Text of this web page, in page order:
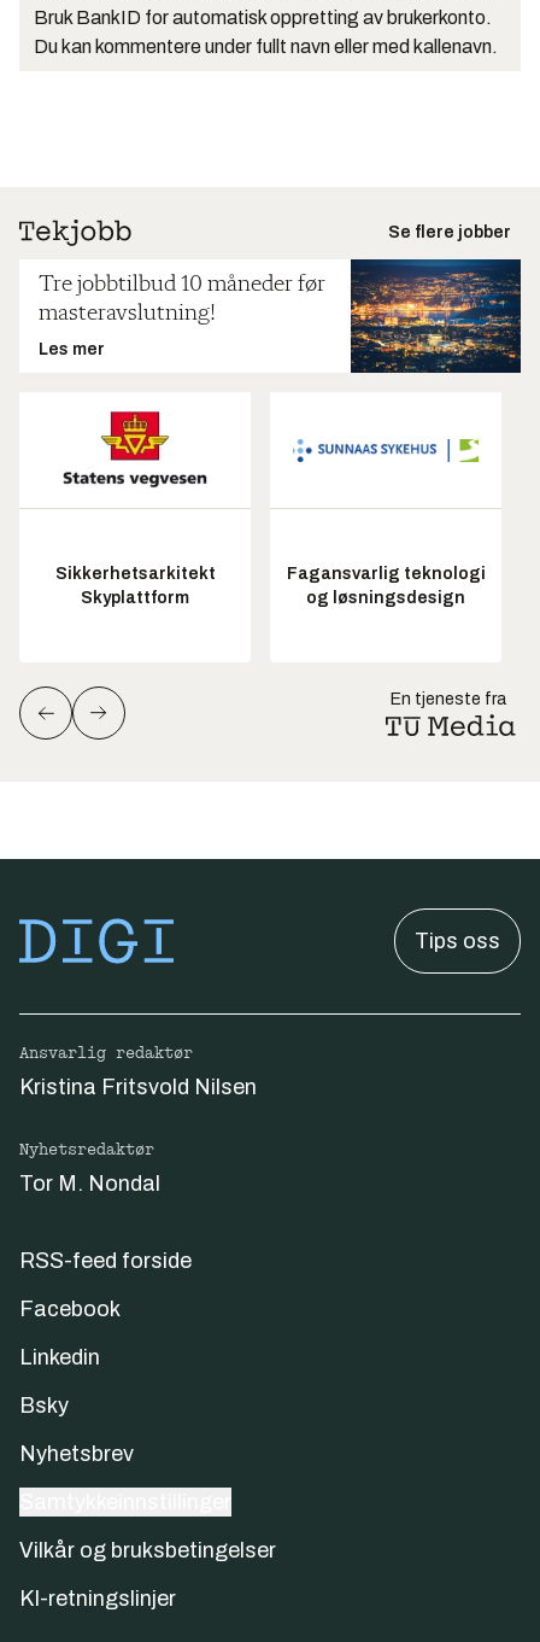
Bruk BankID for automatisk oppretting av brukerkonto.
Du kan kommentere under fullt navn eller med kallenavn.
Se flere jobber
Tre jobbtilbud 10 måneder før
masteravslutning!
Les mer
Sikkerhetsarkitekt
Skyplattform
Fagansvarlig teknologi
og løsningsdesign
En tjeneste fra
Tips oss
Ansvarlig redaktør
Kristina Fritsvold Nilsen
Nyhetsredaktør
Tor M. Nondal
RSS-feed forside
Facebook
Linkedin
Bsky
Nyhetsbrev
Vilkår og bruksbetingelser
KI-retningslinjer